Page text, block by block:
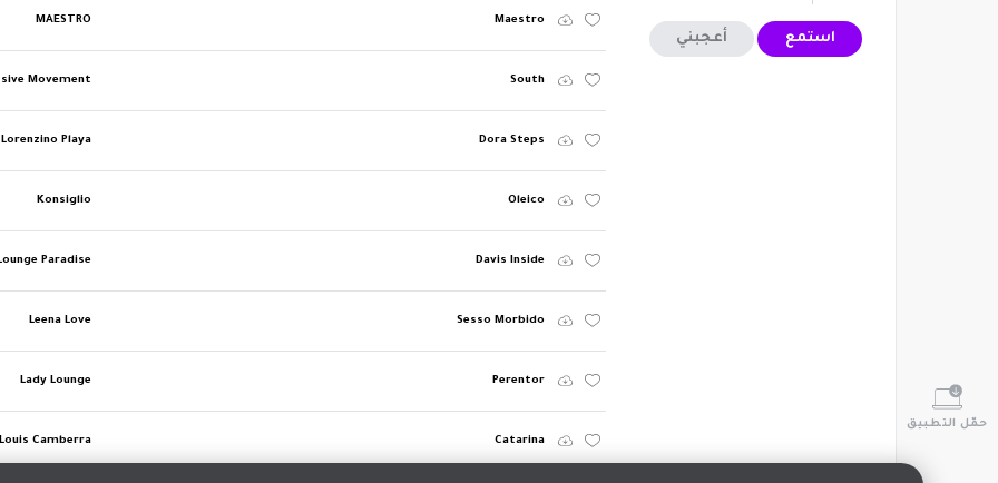
حمّل التطبيق
استمع أعجبني
Maestro
MAESTRO
South
Movement
Dora Steps
Lorenzino Playa
Oleico
Konsiglio
Davis Inside
Paradise
Sesso Morbido
Leena Love
Perentor
Lady Lounge
Catarina
Louis Camberra